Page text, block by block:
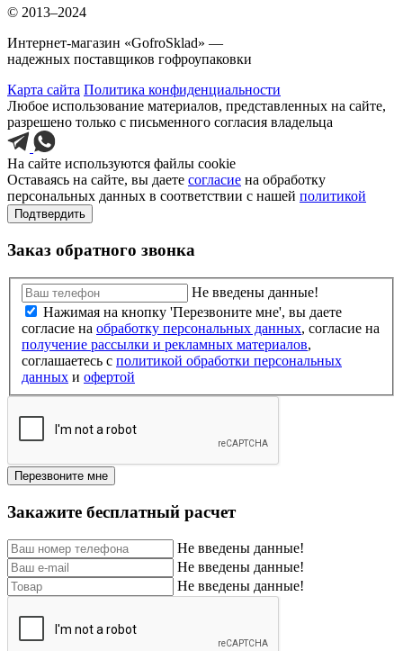
© 2013–2024
Интернет-магазин «GofroSklad» —
надежных поставщиков гофроупаковки
Карта сайта Политика конфиденциальности
Любое использование материалов, представленных на сайте,
разрешено только с письменного согласия владельца
На сайте используются файлы cookie
Оставаясь на сайте, вы даете согласие на обработку
персональных данных в соответствии с нашей политикой
Подтвердить
Заказ обратного звонка
Не введены данные!
Нажимая на кнопку 'Перезвоните мне', вы даете
согласие на обработку персональных данных, согласие на
получение рассылки и рекламных материалов,
соглашаетесь c политикой обработки персональных
данных и офертой
Перезвоните мне
Закажите бесплатный расчет
Не введены данные!
Не введены данные!
Не введены данные!